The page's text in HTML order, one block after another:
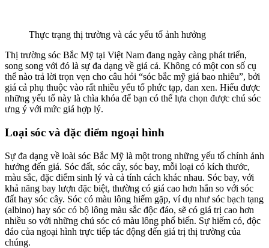
Thực trạng thị trường và các yếu tố ảnh hưởng
Thị trường sóc Bắc Mỹ tại Việt Nam đang ngày càng phát triển,
song song với đó là sự đa dạng về giá cả. Không có một con số cụ
thể nào trả lời trọn vẹn cho câu hỏi “sóc bắc mỹ giá bao nhiêu”, bởi
giá cả phụ thuộc vào rất nhiều yếu tố phức tạp, đan xen. Hiểu được
những yếu tố này là chìa khóa để bạn có thể lựa chọn được chú sóc
ưng ý với mức giá hợp lý.
Loại sóc và đặc điểm ngoại hình
Sự đa dạng về loài sóc Bắc Mỹ là một trong những yếu tố chính ảnh
hưởng đến giá. Sóc đất, sóc cây, sóc bay, mỗi loại có kích thước,
màu sắc, đặc điểm sinh lý và cả tính cách khác nhau. Sóc bay, với
khả năng bay lượn đặc biệt, thường có giá cao hơn hẳn so với sóc
đất hay sóc cây. Sóc có màu lông hiếm gặp, ví dụ như sóc bạch tạng
(albino) hay sóc có bộ lông màu sắc độc đáo, sẽ có giá trị cao hơn
nhiều so với những chú sóc có màu lông phổ biến. Sự hiếm có, độc
đáo của ngoại hình trực tiếp tác động đến giá trị thị trường của
chúng.